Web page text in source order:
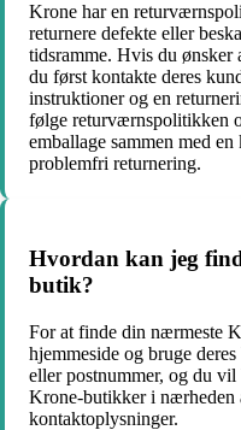
Krone har en
returnere defekte eller
tidsramme. Hvis du ønsker
du først kontakte deres
instruktioner og en
følge returværnspolitikken
emballage sammen med
problemfri returnering.
Hvordan kan jeg
butik?
For at finde din nærmeste
hjemmeside og bruge
eller postnummer, og du
Krone-butikker i nærheden
kontaktoplysninger.